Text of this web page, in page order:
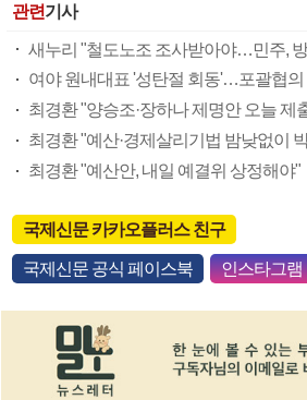
관련기사
새누리 "철도노조 조사받아야…민주,
여야 원내대표 '성탄절 회동'…포괄협의
최경환 "양승조·장하나 제명안 오늘 제
최경환 "예산·경제살리기법 밤낮없이
최경환 "예산안, 내일 예결위 상정해야"
국제신문 카카오플러스 친구
국제신문 공식 페이스북 인스타그램